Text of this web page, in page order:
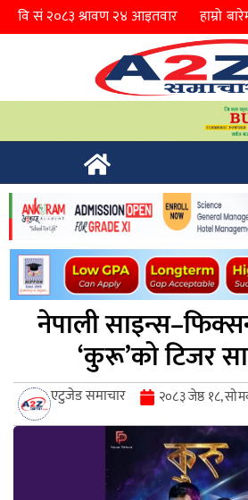
हाम्रो
नेपाली
‘कुरू’को टिजर
एटुजेड समाचार २०८३ जेष्ठ १८,